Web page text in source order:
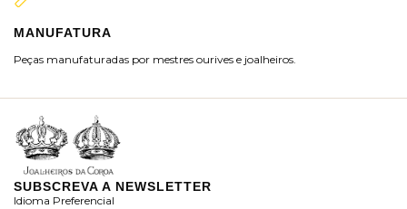
MANUFATURA
Peças manufaturadas por mestres ourives e joalheiros.
SUBSCREVA A NEWSLETTER
Idioma Preferencial